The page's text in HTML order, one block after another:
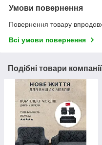
Умови повернення
Повернення товару
Всі умови повернення
Подібні товари компанії